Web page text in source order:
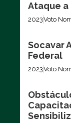
Ataque
2023Voto
Socavar
Federal
2023Voto